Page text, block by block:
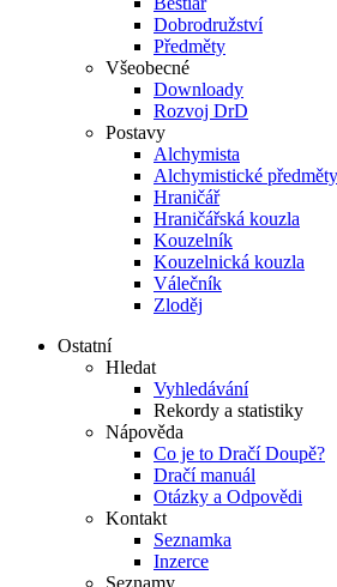
Dobrodružství
Předměty
Všeobecné
Downloady
Rozvoj DrD
Postavy
Alchymista
Alchymistické předměty
Hraničář
Hraničářská kouzla
Kouzelník
Kouzelnická kouzla
Válečník
Zloděj
Ostatní
Hledat
Vyhledávání
Rekordy a statistiky
Nápověda
Co je to Dračí Doupě?
Dračí manuál
Otázky a Odpovědi
Kontakt
Seznamka
Inzerce
Seznamy